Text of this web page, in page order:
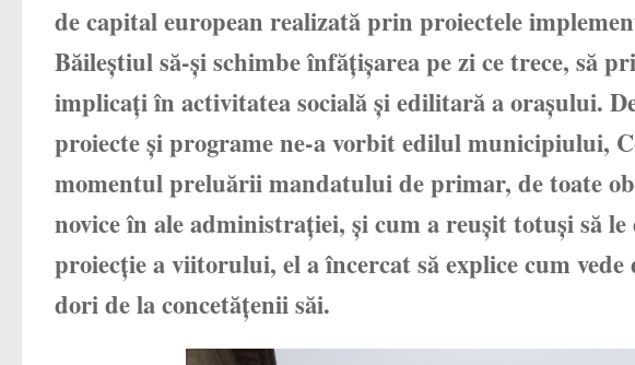
de capital european realizată prin proiectele
Băileştiul să-şi schimbe înfăţişarea pe zi ce trece, să
implicaţi în activitatea socială şi edilitară a oraşului.
proiecte şi programe ne-a vorbit edilul municipiului,
momentul preluării mandatului de primar, de toate
novice în ale administraţiei, şi cum a reuşit totuşi să
proiecţie a viitorului, el a încercat să explice cum
dori de la concetăţenii săi.